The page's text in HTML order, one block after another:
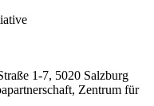
1-7, 5020 Salzburg
Zentrum für